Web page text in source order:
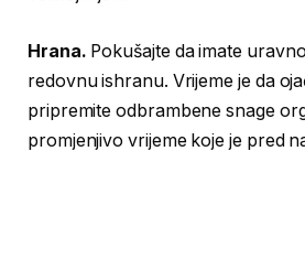
Hrana. Pokušajte da imate
redovnu ishranu. Vrijeme je da
pripremite odbrambene snage
promjenjivo vrijeme koje je pred